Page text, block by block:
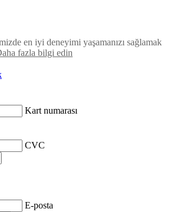
en iyi deneyimi yaşamanızı sağlamak
fazla bilgi edin
Kart numarası
CVC
E-posta